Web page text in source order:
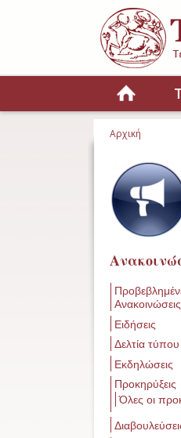
Παράκαμψη προς το κυρίως περιεχόμενο
Αρχική
Ανακοινώσεις
Ειδήσεις
Δελτία τύπου
Εκδηλώσεις
Προκηρύξεις
Όλες οι